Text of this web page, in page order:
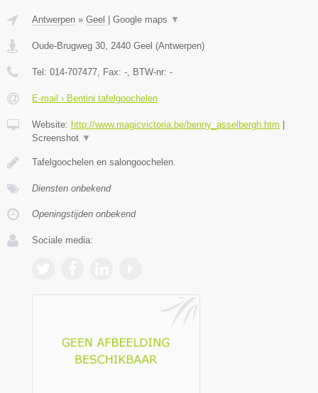
Antwerpen » Geel Google maps ▼
Oude-Brugweg 30 2440 Geel (Antwerpen)
Tel: 014-707477 , Fax: - , BTW-nr: -
E-mail › Bentini tafelgoochelen
Website: http://www.magicvictoria.be/benny_asselbergh.htm
Screenshot ▼
Tafelgoochelen en salongoochelen.
Diensten onbekend
Openingstijden onbekend
Sociale media: